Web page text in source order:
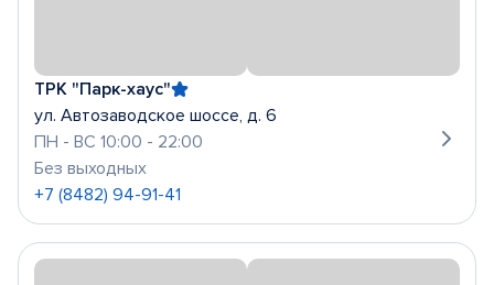
ТРК "Парк-хаус"
ул. Автозаводское шоссе, д. 6
ПН - ВС 10:00 - 22:00
Без выходных
+7 (8482) 94-91-41